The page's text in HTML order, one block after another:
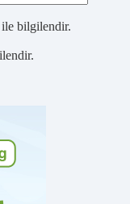
bilgilendir.